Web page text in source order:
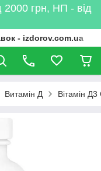
2000 грн, НП - від
- izdorov.com.ua
Витамін Д Вітамін